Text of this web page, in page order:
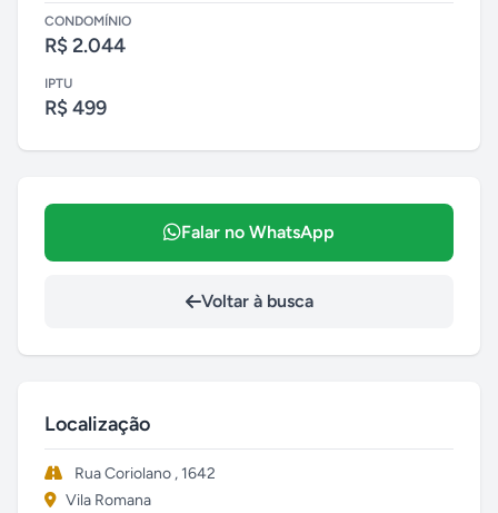
CONDOMÍNIO
R$ 2.044
IPTU
R$ 499
Falar no WhatsApp
Voltar à busca
Localização
Rua Coriolano , 1642
Vila Romana